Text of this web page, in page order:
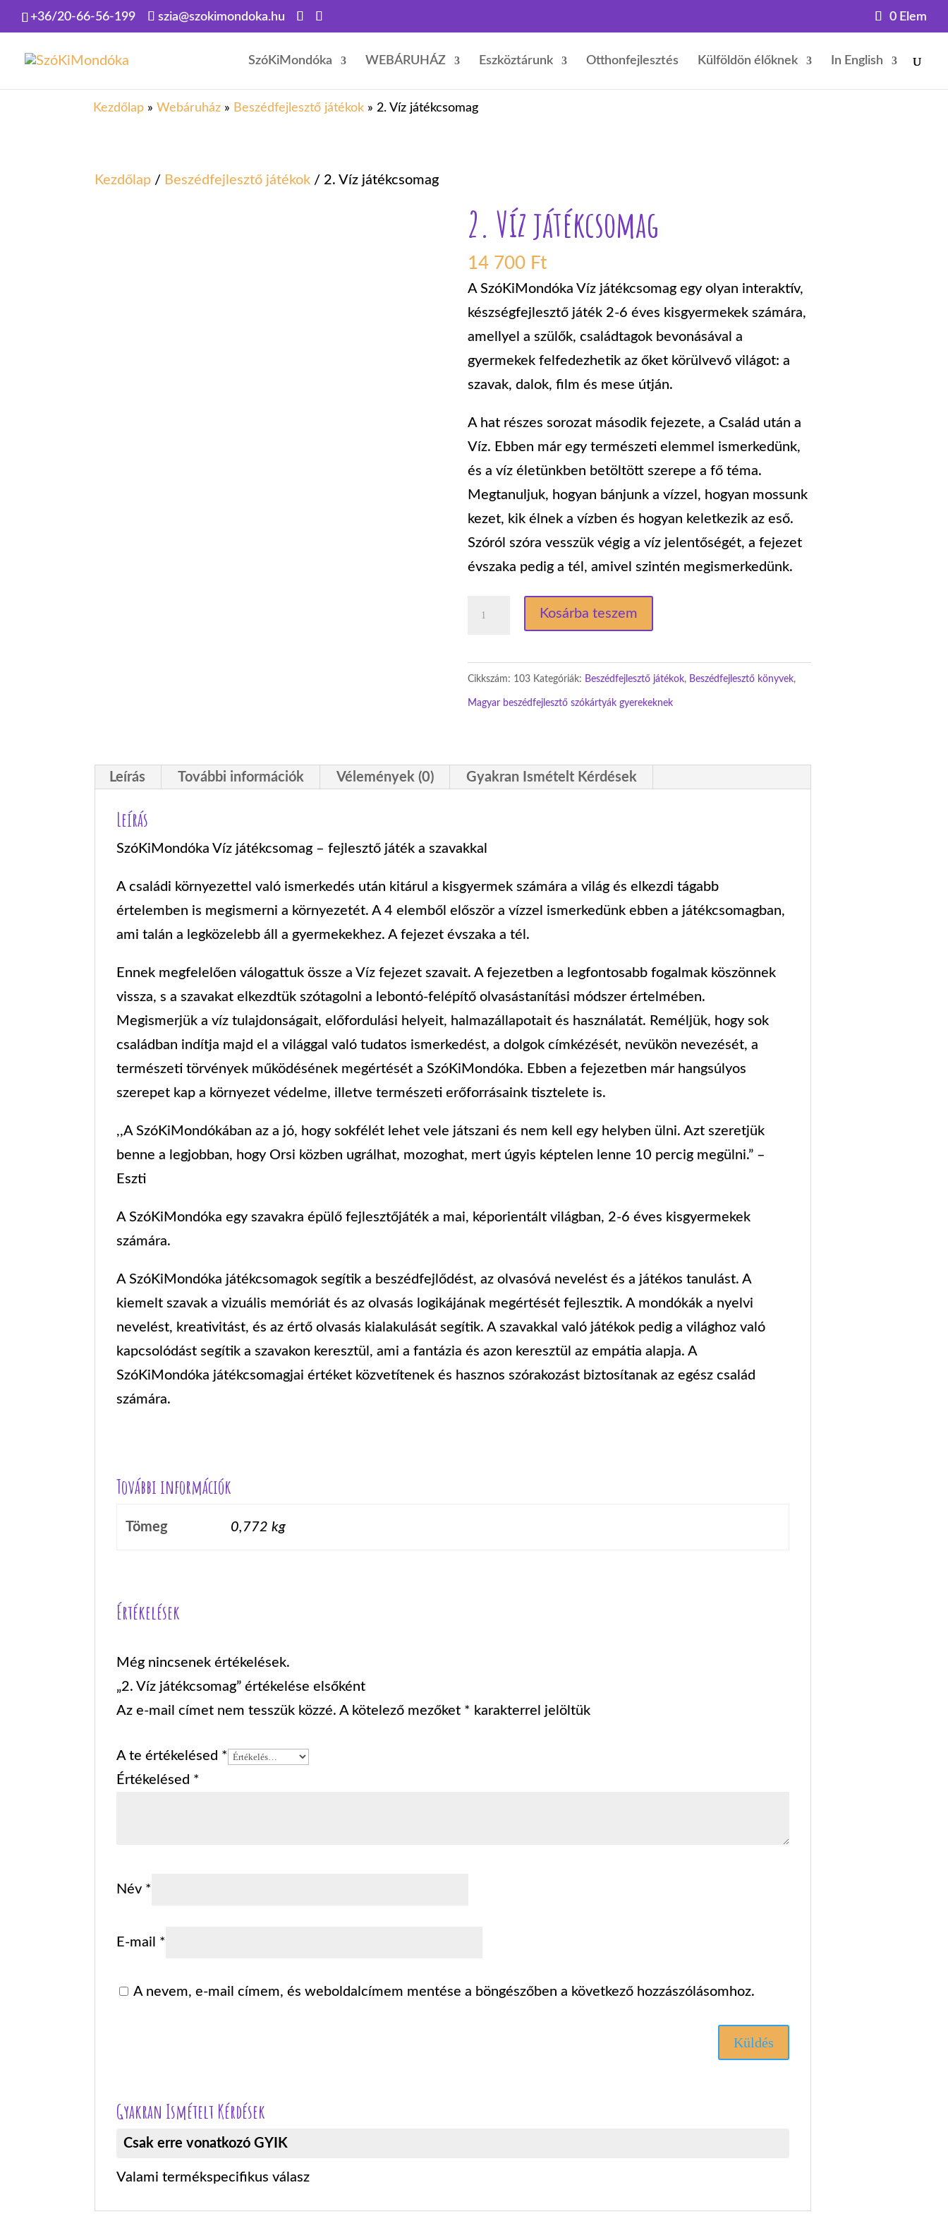
+36/20-66-56-199 szia@szokimondoka.hu 0 Elem
SzóKiMondóka WEBÁRUHÁZ Eszköztárunk Otthonfejlesztés Külföldön élőknek In English
Kezdőlap » Webáruház » Beszédfejlesztő játékok » 2. Víz játékcsomag
Kezdőlap / Beszédfejlesztő játékok / 2. Víz játékcsomag
2. Víz játékcsomag
14 700 Ft
A SzóKiMondóka Víz játékcsomag egy olyan interaktív,
készségfejlesztő játék 2-6 éves kisgyermekek számára,
amellyel a szülők, családtagok bevonásával a
gyermekek felfedezhetik az őket körülvevő világot: a
szavak, dalok, film és mese útján.
A hat részes sorozat második fejezete, a Család után a
Víz. Ebben már egy természeti elemmel ismerkedünk,
és a víz életünkben betöltött szerepe a fő téma.
Megtanuljuk, hogyan bánjunk a vízzel, hogyan mossunk
kezet, kik élnek a vízben és hogyan keletkezik az eső.
Szóról szóra vesszük végig a víz jelentőségét, a fejezet
évszaka pedig a tél, amivel szintén megismerkedünk.
mennyiség
Kosárba teszem
Cikkszám: 103 Kategóriák: Beszédfejlesztő játékok, Beszédfejlesztő könyvek,
Magyar beszédfejlesztő szókártyák gyerekeknek
Leírás További információk Vélemények (0) Gyakran Ismételt Kérdések
Leírás
SzóKiMondóka Víz játékcsomag – fejlesztő játék a szavakkal
A családi környezettel való ismerkedés után kitárul a kisgyermek számára a világ és elkezdi tágabb
értelemben is megismerni a környezetét. A 4 elemből először a vízzel ismerkedünk ebben a játékcsomagban,
ami talán a legközelebb áll a gyermekekhez. A fejezet évszaka a tél.
Ennek megfelelően válogattuk össze a Víz fejezet szavait. A fejezetben a legfontosabb fogalmak köszönnek
vissza, s a szavakat elkezdtük szótagolni a lebontó-felépítő olvasástanítási módszer értelmében.
Megismerjük a víz tulajdonságait, előfordulási helyeit, halmazállapotait és használatát. Reméljük, hogy sok
családban indítja majd el a világgal való tudatos ismerkedést, a dolgok címkézését, nevükön nevezését, a
természeti törvények működésének megértését a SzóKiMondóka. Ebben a fejezetben már hangsúlyos
szerepet kap a környezet védelme, illetve természeti erőforrásaink tisztelete is.
,,A SzóKiMondókában az a jó, hogy sokfélét lehet vele játszani és nem kell egy helyben ülni. Azt szeretjük
benne a legjobban, hogy Orsi közben ugrálhat, mozoghat, mert úgyis képtelen lenne 10 percig megülni.” –
Eszti
A SzóKiMondóka egy szavakra épülő fejlesztőjáték a mai, képorientált világban, 2-6 éves kisgyermekek
számára.
A SzóKiMondóka játékcsomagok segítik a beszédfejlődést, az olvasóvá nevelést és a játékos tanulást. A
kiemelt szavak a vizuális memóriát és az olvasás logikájának megértését fejlesztik. A mondókák a nyelvi
nevelést, kreativitást, és az értő olvasás kialakulását segítik. A szavakkal való játékok pedig a világhoz való
kapcsolódást segítik a szavakon keresztül, ami a fantázia és azon keresztül az empátia alapja. A
SzóKiMondóka játékcsomagjai értéket közvetítenek és hasznos szórakozást biztosítanak az egész család
számára.
További információk
Tömeg 0,772 kg
Értékelések
Még nincsenek értékelések.
„2. Víz játékcsomag” értékelése elsőként
Az e-mail címet nem tesszük közzé. A kötelező mezőket * karakterrel jelöltük
A te értékelésed *
Értékelésed *
Név *
E-mail *
A nevem, e-mail címem, és weboldalcímem mentése a böngészőben a következő hozzászólásomhoz.
Gyakran Ismételt Kérdések
Csak erre vonatkozó GYIK
Valami termékspecifikus válasz